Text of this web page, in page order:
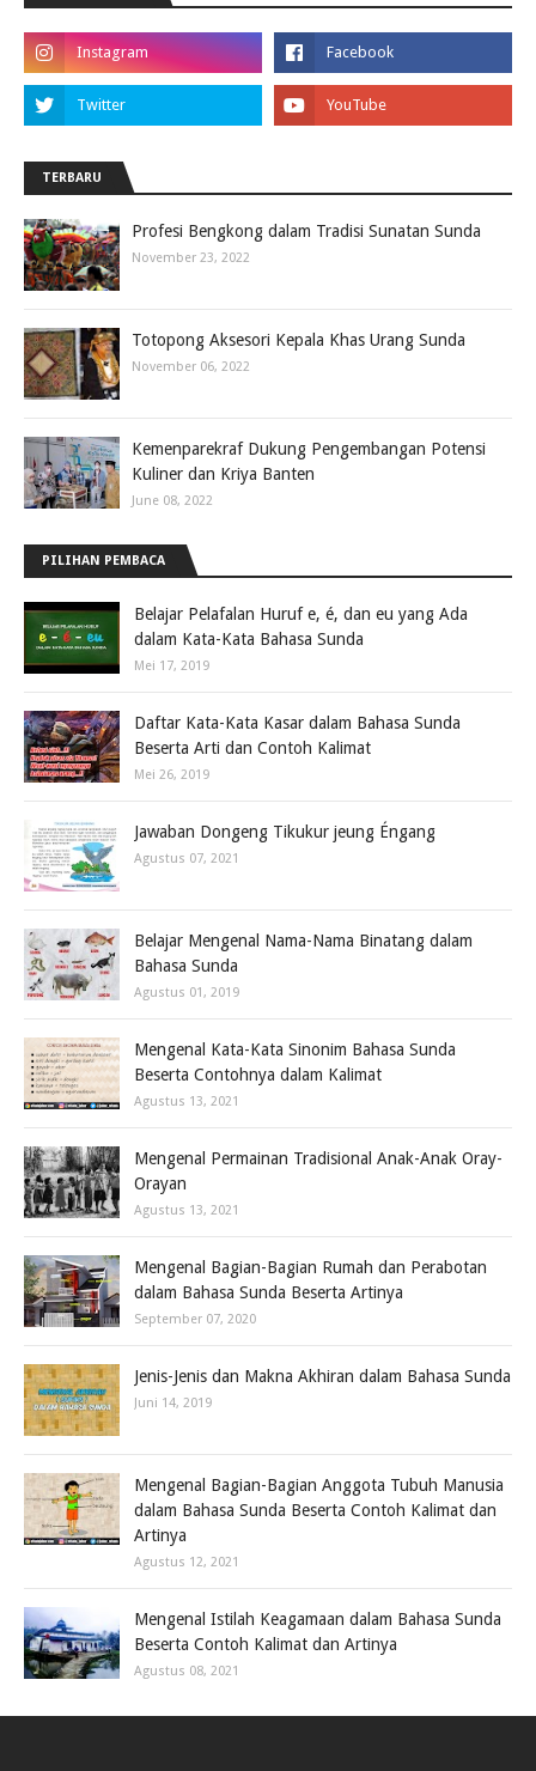
TERBARU
Profesi Bengkong dalam Tradisi Sunatan Sunda
November 23, 2022
Totopong Aksesori Kepala Khas Urang Sunda
November 06, 2022
Kemenparekraf Dukung Pengembangan Potensi
Kuliner dan Kriya Banten
June 08, 2022
PILIHAN PEMBACA
Belajar Pelafalan Huruf e, é, dan eu yang Ada
dalam Kata-Kata Bahasa Sunda
Mei 17, 2019
Daftar Kata-Kata Kasar dalam Bahasa Sunda
Beserta Arti dan Contoh Kalimat
Mei 26, 2019
Jawaban Dongeng Tikukur jeung Éngang
Agustus 07, 2021
Belajar Mengenal Nama-Nama Binatang dalam
Bahasa Sunda
Agustus 01, 2019
Mengenal Kata-Kata Sinonim Bahasa Sunda
Beserta Contohnya dalam Kalimat
Agustus 13, 2021
Mengenal Permainan Tradisional Anak-Anak Oray-
Orayan
Agustus 13, 2021
Mengenal Bagian-Bagian Rumah dan Perabotan
dalam Bahasa Sunda Beserta Artinya
September 07, 2020
Jenis-Jenis dan Makna Akhiran dalam Bahasa Sunda
Juni 14, 2019
Mengenal Bagian-Bagian Anggota Tubuh Manusia
dalam Bahasa Sunda Beserta Contoh Kalimat dan
Artinya
Agustus 12, 2021
Mengenal Istilah Keagamaan dalam Bahasa Sunda
Beserta Contoh Kalimat dan Artinya
Agustus 08, 2021